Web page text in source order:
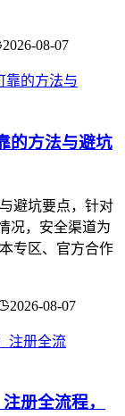
2026-08-07
的方法与避坑
避坑要点，针对
况，安全渠道为
专区、官方合作
2026-08-07
册全流程，